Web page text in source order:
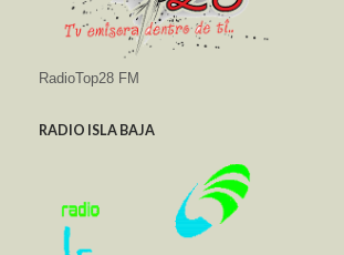
RadioTop28 FM
RADIO ISLA BAJA